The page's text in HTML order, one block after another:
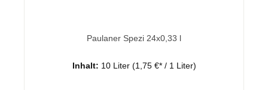
Paulaner Spezi 24x0,33 l
Inhalt: 10 Liter (1,75 €* / 1 Liter)